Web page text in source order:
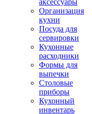
аксессуары
Организация
кухни
Посуда для
сервировки
Кухонные
расходники
Формы для
выпечки
Столовые
приборы
Кухонный
инвентарь